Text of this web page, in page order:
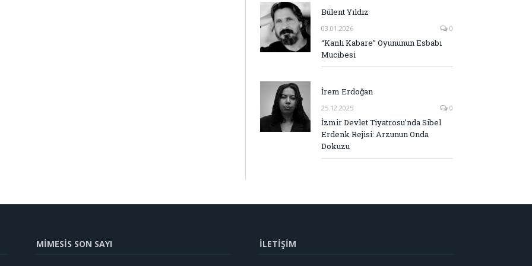
Bülent Yıldız
03.01.2026 0
“Kanlı Kabare” Oyununun Esbabı
Mucibesi
İrem Erdoğan
25.12.2025 0
İzmir Devlet Tiyatrosu’nda Sibel
Erdenk Rejisi: Arzunun Onda
Dokuzu
MİMESİS SON SAYI İLETİŞİM